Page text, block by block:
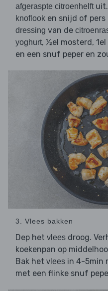
afgeraspte citroenhelftuit.
knoflook en snijd of pers
dressing van de
yoghurt, ½el mosterd,
en een snuf peper en
3. Vlees bakken
Dep het vlees droog.
koekenpan op
Bak het vlees in 4-5min
met een flinke snuf